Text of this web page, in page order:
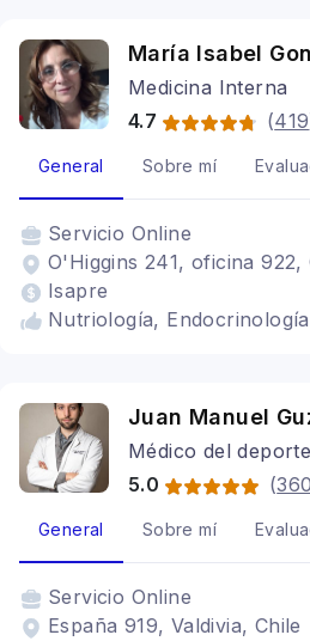
María Isabel
Medicina Interna
4.7
(419
General Sobre mí
Servicio Online
O'Higgins 241, oficina
Isapre
Nutriología, Endocrinología
Juan Manuel
Médico del deporte
5.0
(360
General Sobre mí
Servicio Online
España 919, Valdivia, Chile